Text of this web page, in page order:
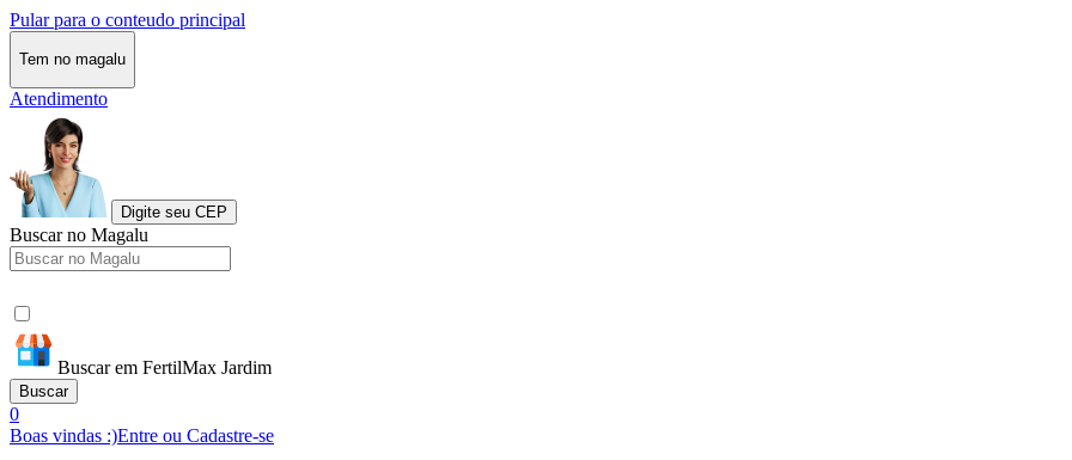
Pular para o conteudo principal
Tem no magalu
Atendimento
Digite seu CEP
Buscar no Magalu
Buscar em FertilMax Jardim
Buscar
0
Boas vindas :)Entre ou Cadastre-se